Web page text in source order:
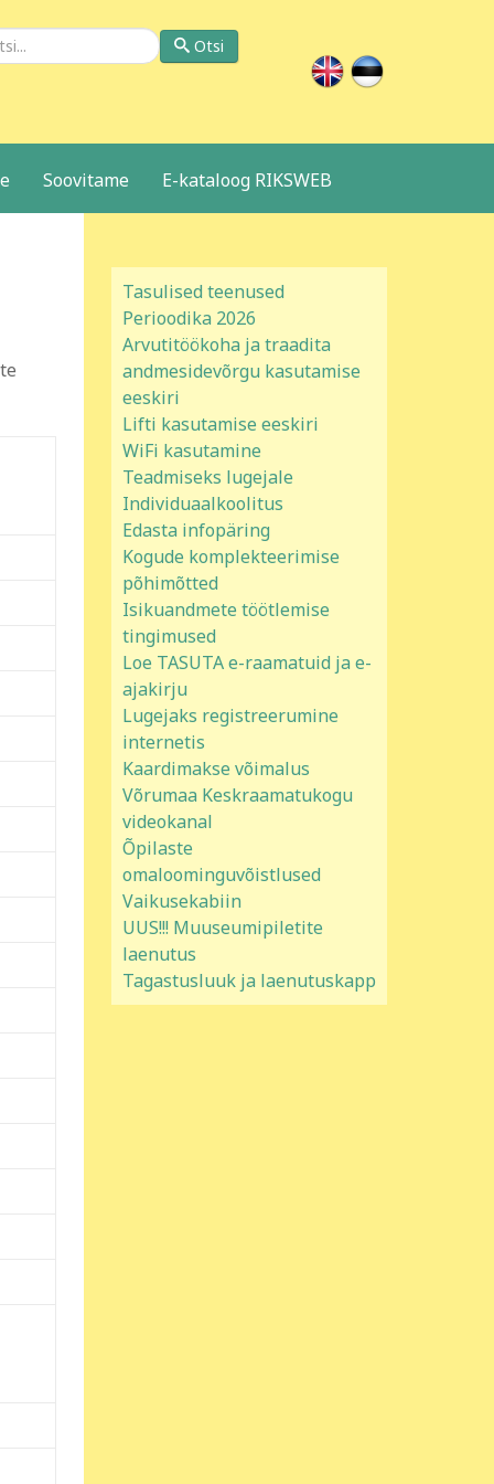
Otsi
Soovitame E-kataloog RIKSWEB
Tasulised teenused
Perioodika 2026
Arvutitöökoha ja traadita
andmesidevõrgu kasutamise
eeskiri
Lifti kasutamise eeskiri
WiFi kasutamine
Teadmiseks lugejale
Individuaalkoolitus
Edasta infopäring
Kogude komplekteerimise
põhimõtted
Isikuandmete töötlemise
tingimused
Loe TASUTA e-raamatuid ja e-
ajakirju
Lugejaks registreerumine
internetis
Kaardimakse võimalus
Võrumaa Keskraamatukogu
videokanal
Õpilaste
omaloominguvõistlused
Vaikusekabiin
UUS!!! Muuseumipiletite
laenutus
Tagastusluuk ja laenutuskapp